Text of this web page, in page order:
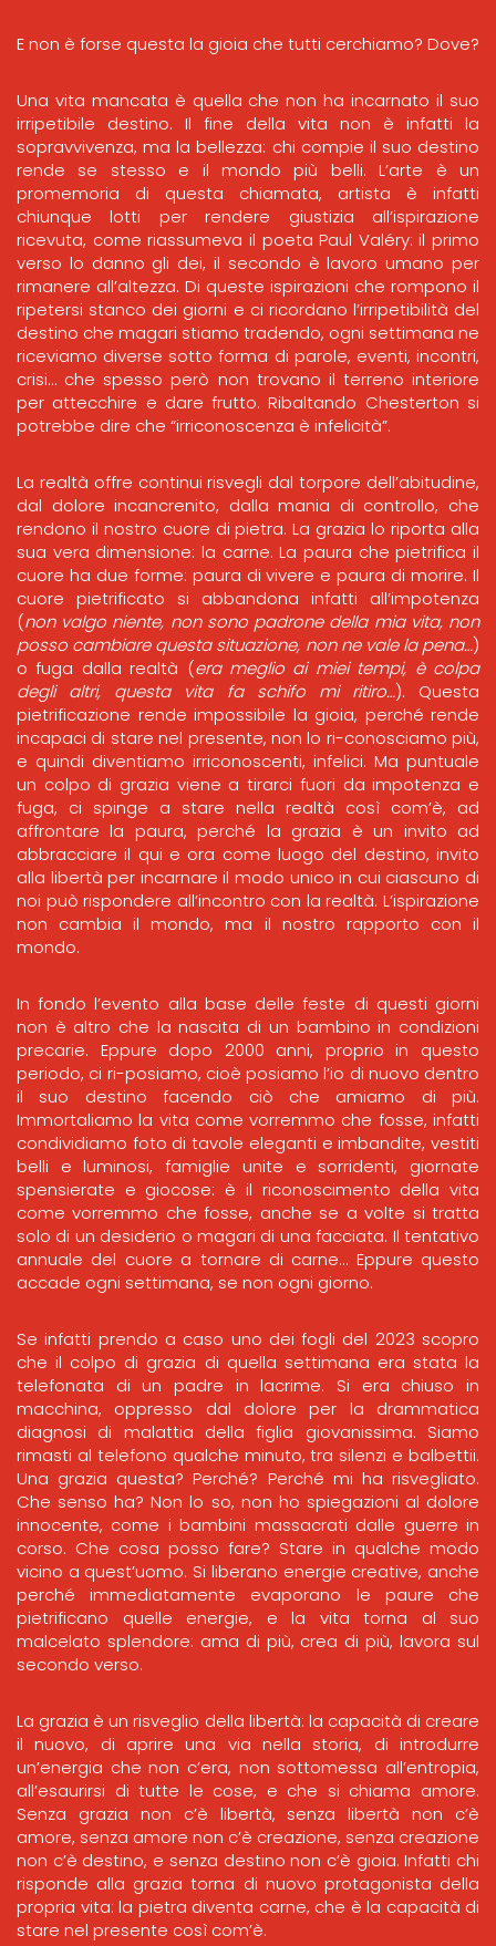
E non è forse questa la gioia che tutti cerchiamo? Dove?
Una vita mancata è quella che non ha incarnato il suo
irripetibile destino. Il fine della vita non è infatti la
sopravvivenza, ma la bellezza: chi compie il suo destino
rende se stesso e il mondo più belli. L’arte è un
promemoria di questa chiamata, artista è infatti
chiunque lotti per rendere giustizia all’ispirazione
ricevuta, come riassumeva il poeta Paul Valéry: il primo
verso lo danno gli dei, il secondo è lavoro umano per
rimanere all’altezza. Di queste ispirazioni che rompono il
ripetersi stanco dei giorni e ci ricordano l’irripetibilità del
destino che magari stiamo tradendo, ogni settimana ne
riceviamo diverse sotto forma di parole, eventi, incontri,
crisi… che spesso però non trovano il terreno interiore
per attecchire e dare frutto. Ribaltando Chesterton si
potrebbe dire che “irriconoscenza è infelicità”.
La realtà offre continui risvegli dal torpore dell’abitudine,
dal dolore incancrenito, dalla mania di controllo, che
rendono il nostro cuore di pietra. La grazia lo riporta alla
sua vera dimensione: la carne. La paura che pietrifica il
cuore ha due forme: paura di vivere e paura di morire. Il
cuore pietrificato si abbandona infatti all’impotenza
(non valgo niente, non sono padrone della mia vita, non
posso cambiare questa situazione, non ne vale la pena…)
o fuga dalla realtà (era meglio ai miei tempi, è colpa
degli altri, questa vita fa schifo mi ritiro…). Questa
pietrificazione rende impossibile la gioia, perché rende
incapaci di stare nel presente, non lo ri-conosciamo più,
e quindi diventiamo irriconoscenti, infelici. Ma puntuale
un colpo di grazia viene a tirarci fuori da impotenza e
fuga, ci spinge a stare nella realtà così com’è, ad
affrontare la paura, perché la grazia è un invito ad
abbracciare il qui e ora come luogo del destino, invito
alla libertà per incarnare il modo unico in cui ciascuno di
noi può rispondere all’incontro con la realtà. L’ispirazione
non cambia il mondo, ma il nostro rapporto con il
mondo.
In fondo l’evento alla base delle feste di questi giorni
non è altro che la nascita di un bambino in condizioni
precarie. Eppure dopo 2000 anni, proprio in questo
periodo, ci ri-posiamo, cioè posiamo l’io di nuovo dentro
il suo destino facendo ciò che amiamo di più.
Immortaliamo la vita come vorremmo che fosse, infatti
condividiamo foto di tavole eleganti e imbandite, vestiti
belli e luminosi, famiglie unite e sorridenti, giornate
spensierate e giocose: è il riconoscimento della vita
come vorremmo che fosse, anche se a volte si tratta
solo di un desiderio o magari di una facciata. Il tentativo
annuale del cuore a tornare di carne… Eppure questo
accade ogni settimana, se non ogni giorno.
Se infatti prendo a caso uno dei fogli del 2023 scopro
che il colpo di grazia di quella settimana era stata la
telefonata di un padre in lacrime. Si era chiuso in
macchina, oppresso dal dolore per la drammatica
diagnosi di malattia della figlia giovanissima. Siamo
rimasti al telefono qualche minuto, tra silenzi e balbettii.
Una grazia questa? Perché? Perché mi ha risvegliato.
Che senso ha? Non lo so, non ho spiegazioni al dolore
innocente, come i bambini massacrati dalle guerre in
corso. Che cosa posso fare? Stare in qualche modo
vicino a quest’uomo. Si liberano energie creative, anche
perché immediatamente evaporano le paure che
pietrificano quelle energie, e la vita torna al suo
malcelato splendore: ama di più, crea di più, lavora sul
secondo verso.
La grazia è un risveglio della libertà: la capacità di creare
il nuovo, di aprire una via nella storia, di introdurre
un’energia che non c’era, non sottomessa all’entropia,
all’esaurirsi di tutte le cose, e che si chiama amore.
Senza grazia non c’è libertà, senza libertà non c’è
amore, senza amore non c’è creazione, senza creazione
non c’è destino, e senza destino non c’è gioia. Infatti chi
risponde alla grazia torna di nuovo protagonista della
propria vita: la pietra diventa carne, che è la capacità di
stare nel presente così com’è.